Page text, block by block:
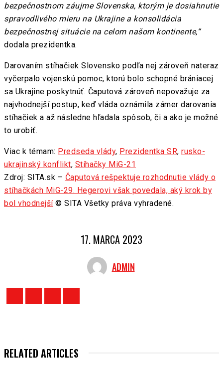
bezpečnostnom záujme Slovenska, ktorým je dosiahnutie
spravodlivého mieru na Ukrajine a konsolidácia
bezpečnostnej situácie na celom našom kontinente,“
dodala prezidentka.
Darovaním stíhačiek Slovensko podľa nej zároveň nateraz
vyčerpalo vojenskú pomoc, ktorú bolo schopné brániacej
sa Ukrajine poskytnúť. Čaputová zároveň nepovažuje za
najvhodnejší postup, keď vláda oznámila zámer darovania
stíhačiek a až následne hľadala spôsob, či a ako je možné
to urobiť.
Viac k témam: Predseda vlády, Prezidentka SR, rusko-
ukrajinský konflikt, Stíhačky MiG-21
Zdroj: SITA.sk – Čaputová rešpektuje rozhodnutie vlády o
stíhačkách MiG-29. Hegerovi však povedala, aký krok by
bol vhodnejší© SITA Všetky práva vyhradené.
17. MARCA 2023
ADMIN
RELATED ARTICLES